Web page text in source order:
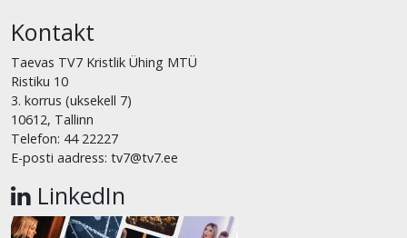
Kontakt
Taevas TV7 Kristlik Ühing MTÜ
Ristiku 10
3. korrus (uksekell 7)
10612, Tallinn
Telefon: 44 22227
E-posti aadress: tv7@tv7.ee
LinkedIn